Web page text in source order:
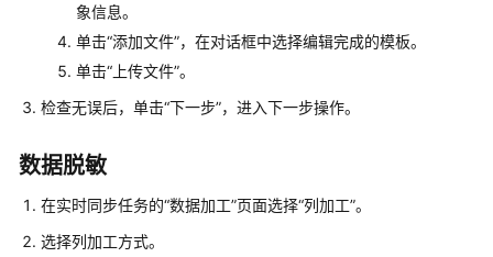
象信息。
单击“添加文件”，在对话框中选择编辑完成的模板。
单击“上传文件”。
检查无误后，单击“下一步”，进入下一步操作。
数据脱敏
在实时同步任务的“数据加工”页面选择“列加工”。
选择列加工方式。